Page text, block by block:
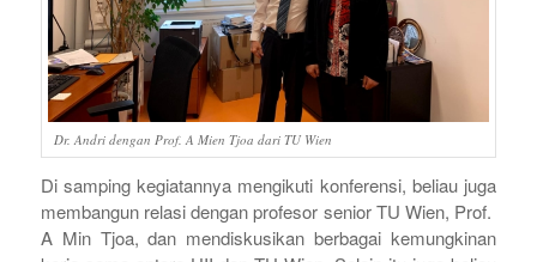
Dr. Andri dengan Prof. A Mien Tjoa dari TU Wien
Di samping kegiatannya mengikuti konferensi, beliau juga
membangun relasi dengan profesor senior TU Wien, Prof.
A Min Tjoa, dan mendiskusikan berbagai kemungkinan